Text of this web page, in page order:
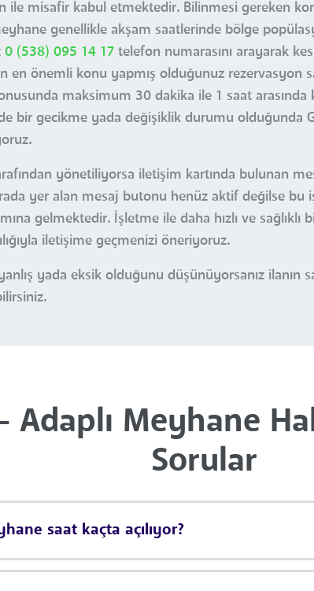
ile misafir kabul etmektedir. Bilinmesi gereken
genellikle akşam saatlerinde bölge
0 (538) 095 14 17 telefon numarasını arayarak
önemli konu yapmış olduğunuz rezervasyon
maksimum 30 dakika ile 1 saat
bir gecikme yada değişiklik durumu olduğunda
yönetiliyorsa iletişim kartında bulunan
yer alan mesaj butonu henüz aktif değilse bu
gelmektedir. İşletme ile daha hızlı ve
iletişime geçmenizi öneriyoruz.
yada eksik olduğunu düşünüyorsanız ilanın
Adaplı Meyhane
Sorular
saat kaçta açılıyor?